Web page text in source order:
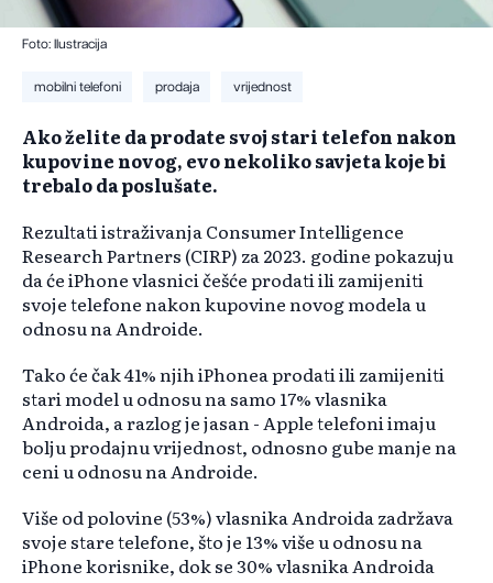
Foto: Ilustracija
mobilni telefoni prodaja vrijednost
Ako želite da prodate svoj stari telefon nakon
kupovine novog, evo nekoliko savjeta koje bi
trebalo da poslušate.
Rezultati istraživanja Consumer Intelligence
Research Partners (CIRP) za 2023. godine pokazuju
da će iPhone vlasnici češće prodati ili zamijeniti
svoje telefone nakon kupovine novog modela u
odnosu na Androide.
Tako će čak 41% njih iPhonea prodati ili zamijeniti
stari model u odnosu na samo 17% vlasnika
Androida, a razlog je jasan - Apple telefoni imaju
bolju prodajnu vrijednost, odnosno gube manje na
ceni u odnosu na Androide.
Više od polovine (53%) vlasnika Androida zadržava
svoje stare telefone, što je 13% više u odnosu na
iPhone korisnike, dok se 30% vlasnika Androida